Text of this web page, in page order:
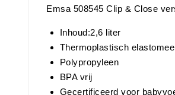
Emsa 508545 Clip & Close
Inhoud:2,6 liter
Thermoplastisch
Polypropyleen
BPA vrij
Gecertificeerd voor